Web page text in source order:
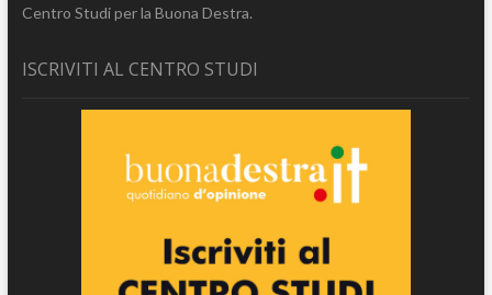
Centro Studi per la Buona Destra.
ISCRIVITI AL CENTRO STUDI